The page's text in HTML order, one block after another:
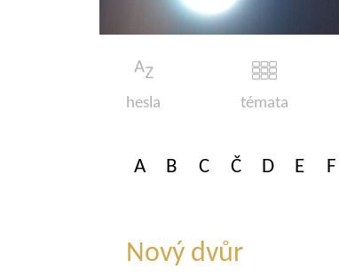
hesla témata
A B C Č D E F
Nový dvůr